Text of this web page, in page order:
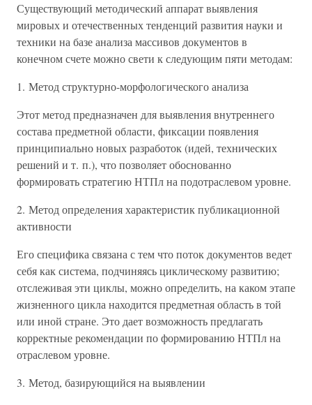
Существующий методический аппарат выявления
мировых и отечественных тенденций развития науки и
техники на базе анализа массивов документов в
конечном счете можно свети к следующим пяти методам:
1. Метод структурно-морфологического анализа
Этот метод предназначен для выявления внутреннего
состава предметной области, фиксации появления
принципиально новых разработок (идей, технических
решений и т. п.), что позволяет обоснованно
формировать стратегию НТПл на подотраслевом уровне.
2. Метод определения характеристик публикационной
активности
Его специфика связана с тем что поток документов ведет
себя как система, подчиняясь циклическому развитию;
отслеживая эти циклы, можно определить, на каком этапе
жизненного цикла находится предметная область в той
или иной стране. Это дает возможность предлагать
корректные рекомендации по формированию НТПл на
отраслевом уровне.
3. Метод, базирующийся на выявлении